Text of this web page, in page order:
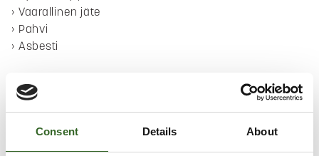
Consent Details About
Vaarallinen jäte
Pahvi
Asbesti
Palauta kodin vanhentuneet ja tarpeettomat lääkkeet
maksutta apteekkiin.
MITEN ASIOIN MATKUKSEN